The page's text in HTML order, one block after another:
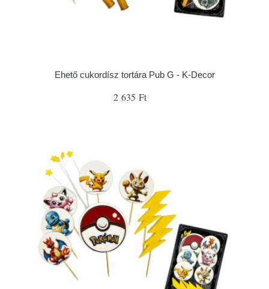
Ehető cukordísz tortára Pub G - K-Decor
2 635 Ft